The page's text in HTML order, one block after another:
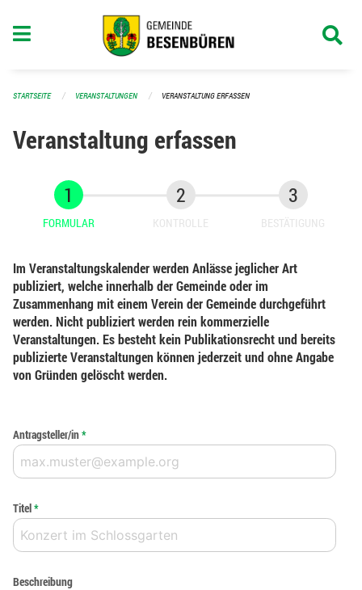
STARTSEITE VERANSTALTUNGEN VERANSTALTUNG ERFASSEN
Veranstaltung erfassen
FORMULAR KONTROLLE BESTÄTIGUNG
Im Veranstaltungskalender werden Anlässe jeglicher Art
publiziert, welche innerhalb der Gemeinde oder im
Zusammenhang mit einem Verein der Gemeinde durchgeführt
werden. Nicht publiziert werden rein kommerzielle
Veranstaltungen. Es besteht kein Publikationsrecht und bereits
publizierte Veranstaltungen können jederzeit und ohne Angabe
von Gründen gelöscht werden.
Antragsteller/in*
Titel*
Beschreibung